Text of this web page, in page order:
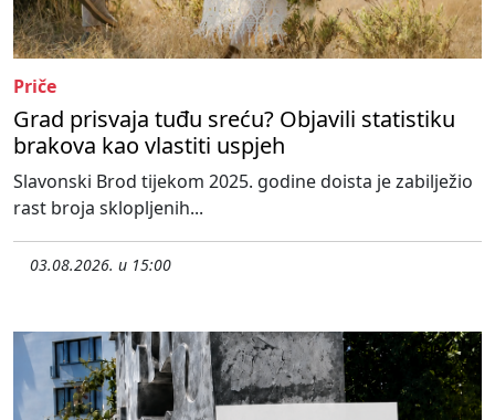
Priče
Grad prisvaja tuđu sreću? Objavili statistiku
brakova kao vlastiti uspjeh
Slavonski Brod tijekom 2025. godine doista je zabilježio
rast broja sklopljenih...
03.08.2026. u 15:00